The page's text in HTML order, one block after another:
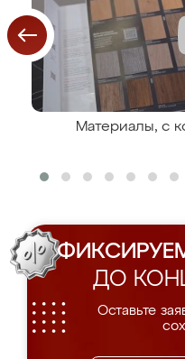
Материалы, с
ДО
Оставьте